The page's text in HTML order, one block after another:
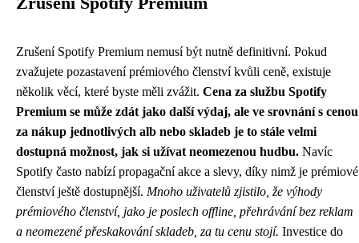
Zrušení Spotify Premium nemusí být nutně definitivní. Pokud
zvažujete pozastavení prémiového členství kvůli ceně, existuje
několik věcí, které byste měli zvážit. Cena za službu Spotify
Premium se může zdát jako další výdaj, ale ve srovnání s cenou
za nákup jednotlivých alb nebo skladeb je to stále velmi
dostupná možnost, jak si užívat neomezenou hudbu. Navíc
Spotify často nabízí propagační akce a slevy, díky nimž je prémiové
členství ještě dostupnější. Mnoho uživatelů zjistilo, že výhody
prémiového členství, jako je poslech offline, přehrávání bez reklam
a neomezené přeskakování skladeb, za tu cenu stojí. Investice do